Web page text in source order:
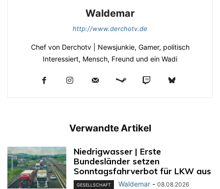
Waldemar
http://www.derchotv.de
Chef von Derchotv | Newsjunkie, Gamer, politisch
Interessiert, Mensch, Freund und ein Wadi
Verwandte Artikel
Niedrigwasser | Erste
Bundesländer setzen
Sonntagsfahrverbot für LKW aus
GESELLSCHAFT Waldemar - 08.08.2026